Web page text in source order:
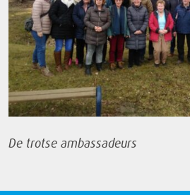
De trotse ambassadeurs